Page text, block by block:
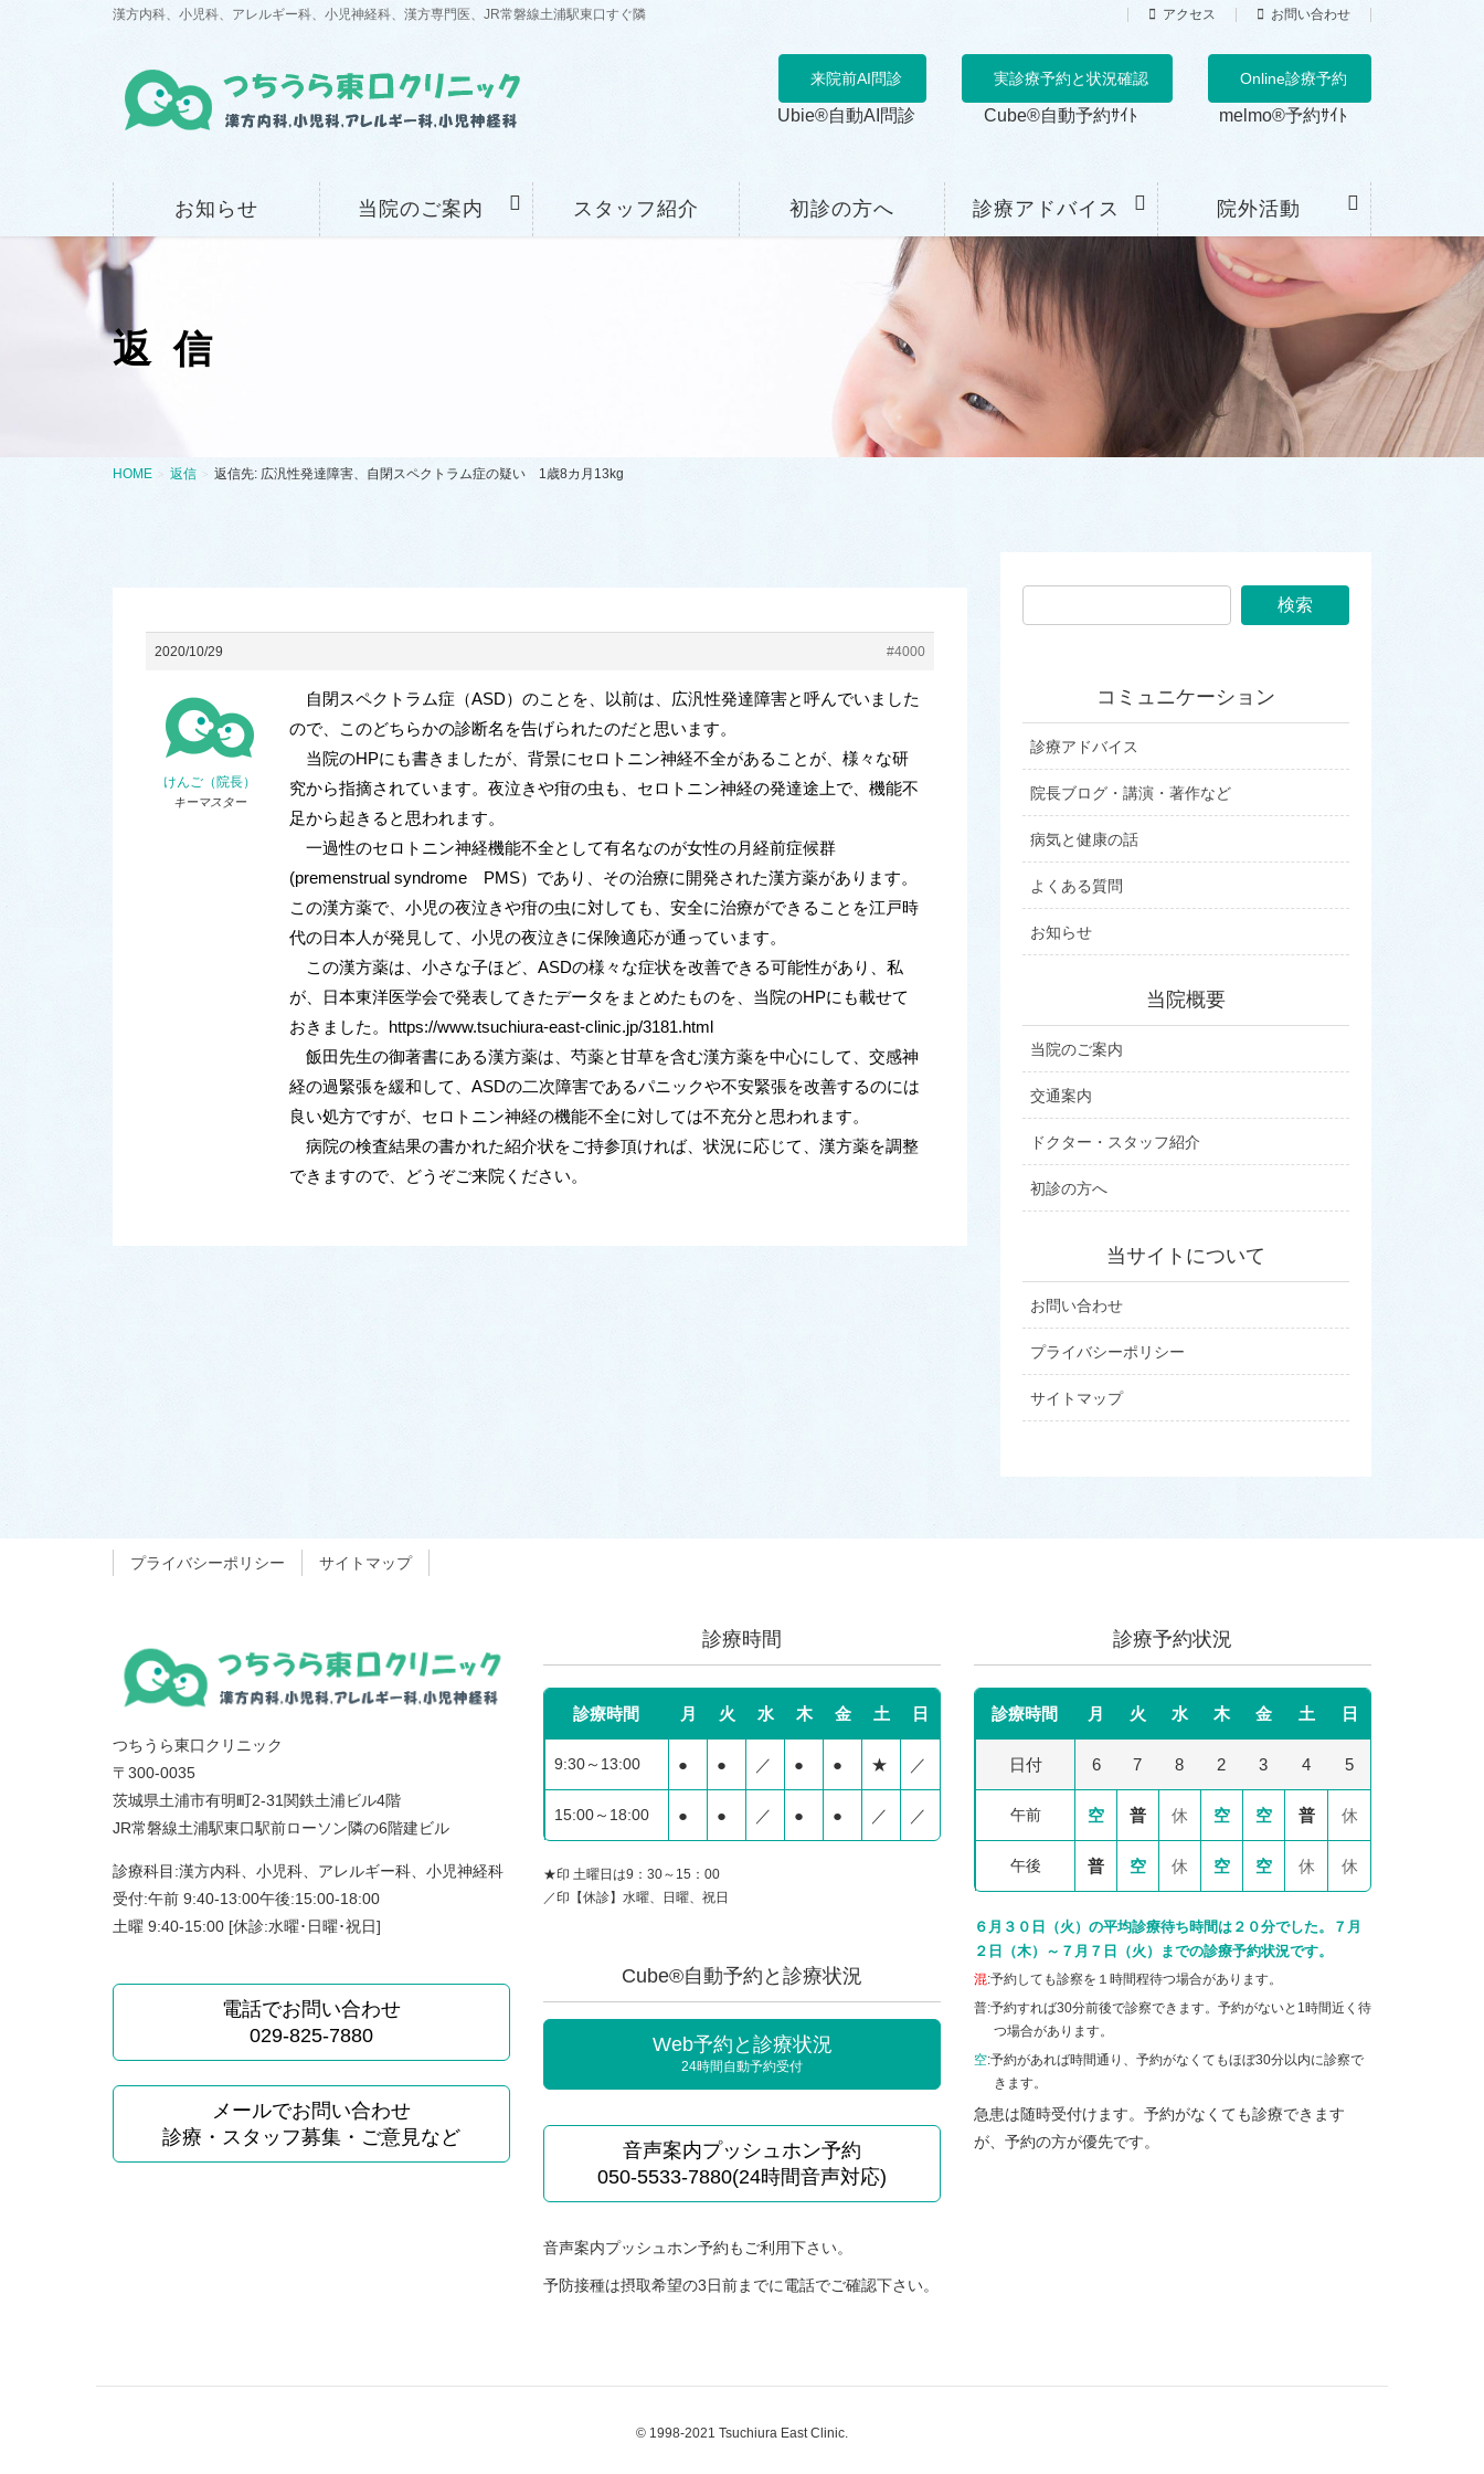
漢方内科、小児科、アレルギー科、小児神経科、漢方専門医、JR常磐線土浦駅東口すぐ隣 アクセス お問い合わせ
来院前AI問診
Ubie®自動AI問診
実診療予約と状況確認
Cube®自動予約ｻｲﾄ
Online診療予約
melmo®予約ｻｲﾄ
お知らせ 当院のご案内 スタッフ紹介 初診の方へ 診療アドバイス 院外活動
返信
HOME 返信 返信先: 広汎性発達障害、自閉スペクトラム症の疑い 1歳8カ月13kg
2020/10/29 #4000
けんご（院長）
キーマスター
自閉スペクトラム症（ASD）のことを、以前は、広汎性発達障害と呼んでいました
ので、このどちらかの診断名を告げられたのだと思います。
当院のHPにも書きましたが、背景にセロトニン神経不全があることが、様々な研
究から指摘されています。夜泣きや疳の虫も、セロトニン神経の発達途上で、機能不
足から起きると思われます。
一過性のセロトニン神経機能不全として有名なのが女性の月経前症候群
(premenstrual syndrome PMS）であり、その治療に開発された漢方薬があります。
この漢方薬で、小児の夜泣きや疳の虫に対しても、安全に治療ができることを江戸時
代の日本人が発見して、小児の夜泣きに保険適応が通っています。
この漢方薬は、小さな子ほど、ASDの様々な症状を改善できる可能性があり、私
が、日本東洋医学会で発表してきたデータをまとめたものを、当院のHPにも載せて
おきました。https://www.tsuchiura-east-clinic.jp/3181.html
飯田先生の御著書にある漢方薬は、芍薬と甘草を含む漢方薬を中心にして、交感神
経の過緊張を緩和して、ASDの二次障害であるパニックや不安緊張を改善するのには
良い処方ですが、セロトニン神経の機能不全に対しては不充分と思われます。
病院の検査結果の書かれた紹介状をご持参頂ければ、状況に応じて、漢方薬を調整
できますので、どうぞご来院ください。
コミュニケーション
診療アドバイス
院長ブログ・講演・著作など
病気と健康の話
よくある質問
お知らせ
当院概要
当院のご案内
交通案内
ドクター・スタッフ紹介
初診の方へ
当サイトについて
お問い合わせ
プライバシーポリシー
サイトマップ
プライバシーポリシー サイトマップ
つちうら東口クリニック
〒300-0035
茨城県土浦市有明町2-31関鉄土浦ビル4階
JR常磐線土浦駅東口駅前ローソン隣の6階建ビル
診療科目:漢方内科、小児科、アレルギー科、小児神経科
受付:午前 9:40-13:00午後:15:00-18:00
土曜 9:40-15:00 [休診:水曜･日曜･祝日]
電話でお問い合わせ
029-825-7880
メールでお問い合わせ
診療・スタッフ募集・ご意見など
診療時間
診療時間 月 火 水 木 金 土 日
9:30～13:00 ● ● ／ ● ● ★ ／
15:00～18:00 ● ● ／ ● ● ／ ／
★印 土曜日は9：30～15：00
／印【休診】水曜、日曜、祝日
Cube®自動予約と診療状況
Web予約と診療状況
24時間自動予約受付
音声案内プッシュホン予約
050-5533-7880(24時間音声対応)
音声案内プッシュホン予約もご利用下さい。
予防接種は摂取希望の3日前までに電話でご確認下さい。
診療予約状況
診療時間 月 火 水 木 金 土 日
日付 6 7 8 2 3 4 5
午前 空 普 休 空 空 普 休
午後 普 空 休 空 空 休 休
６月３０日（火）の平均診療待ち時間は２０分でした。７月
２日（木）～７月７日（火）までの診療予約状況です。
混:予約しても診察を１時間程待つ場合があります。
普:予約すれば30分前後で診察できます。予約がないと1時間近く待
つ場合があります。
空:予約があれば時間通り、予約がなくてもほぼ30分以内に診察で
きます。
急患は随時受付けます。予約がなくても診療できます
が、予約の方が優先です。
© 1998-2021 Tsuchiura East Clinic.